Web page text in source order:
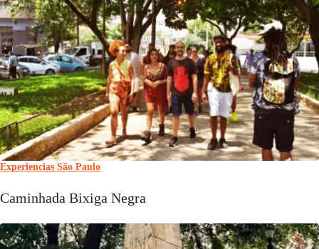
Experiencias São Paulo
Caminhada Bixiga Negra